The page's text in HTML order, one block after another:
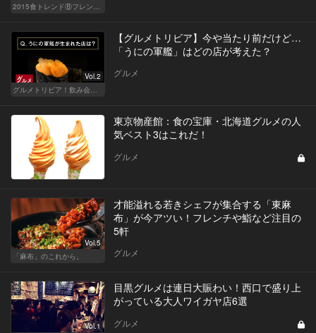
2015食トレンド⑧フレンチ日本酒ペアリング
Vol.2
グルメトリビア！飲み会やデートで会話のネタになるQ＆A
【グルメトリビア】今や当たり前だけど…
「うにの軍艦」はどの店が考えた？
グルメ
東京物産館：食の宝庫・北海道グルメの人
気ベスト3はこれだ！
グルメ
Vol.5
「麻布」のこれから。
才能溢れる若きシェフが集合する「東麻
布」が今アツい！フレンチや鮨など注目の
5軒
グルメ
Vol.1
目黒グルメは連日大賑わい！西口で盛り上
がっている大人ワイガヤ店6選
グルメ